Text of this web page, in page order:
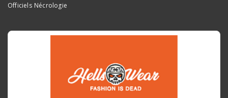
Officiels Nécrologie